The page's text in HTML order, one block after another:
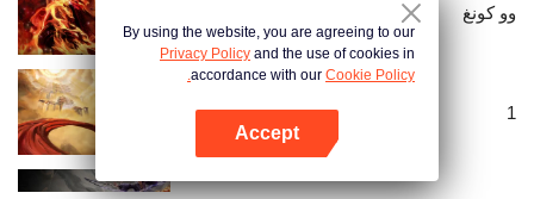
وو كونغ
1
By using the website, you are agreeing to our
Privacy Policy and the use of cookies in
accordance with our Cookie Policy.
Accept